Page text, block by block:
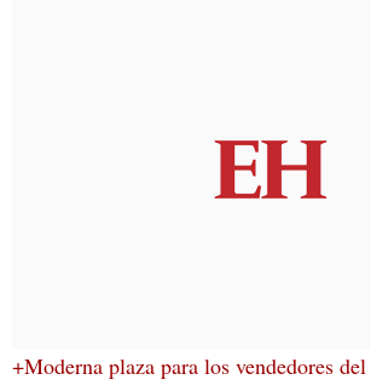
+Moderna plaza para los vendedores